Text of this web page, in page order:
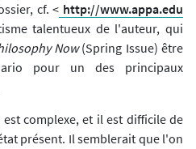
cf. < http://www.appa.edu
talentueux de l'auteur, qui
Now(Spring Issue) être
pour un des principaux
complexe, et il est difficile de
présent. Il semblerait que l'on